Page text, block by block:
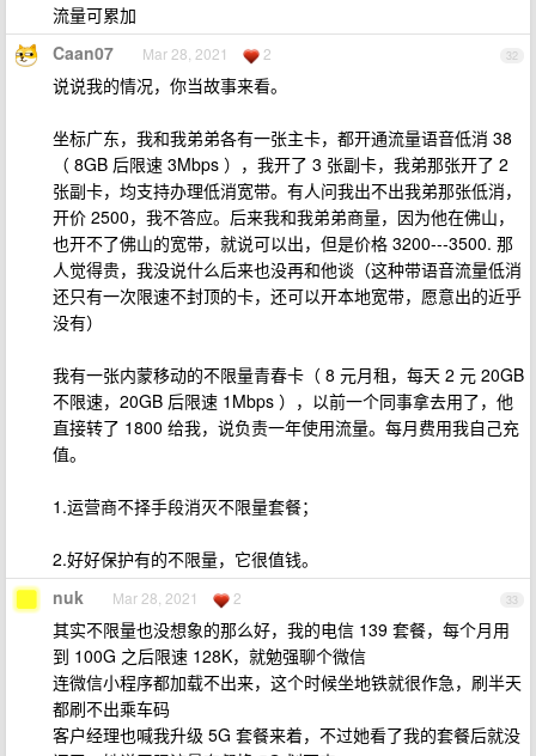
流量可累加
32
Caan07 Mar 28, 2021 2
说说我的情况，你当故事来看。
坐标广东，我和我弟弟各有一张主卡，都开通流量语音低消 38
（ 8GB 后限速 3Mbps ），我开了 3 张副卡，我弟那张开了 2
张副卡，均支持办理低消宽带。有人问我出不出我弟那张低消，
开价 2500，我不答应。后来我和我弟弟商量，因为他在佛山，
也开不了佛山的宽带，就说可以出，但是价格 3200---3500. 那
人觉得贵，我没说什么后来也没再和他谈（这种带语音流量低消
还只有一次限速不封顶的卡，还可以开本地宽带，愿意出的近乎
没有）
我有一张内蒙移动的不限量青春卡（ 8 元月租，每天 2 元 20GB
不限速，20GB 后限速 1Mbps ），以前一个同事拿去用了，他
直接转了 1800 给我，说负责一年使用流量。每月费用我自己充
值。
1.运营商不择手段消灭不限量套餐；
2.好好保护有的不限量，它很值钱。
33
nuk Mar 28, 2021 2
其实不限量也没想象的那么好，我的电信 139 套餐，每个月用
到 100G 之后限速 128K，就勉强聊个微信
连微信小程序都加载不出来，这个时候坐地铁就很作急，刷半天
都刷不出乘车码
客户经理也喊我升级 5G 套餐来着，不过她看了我的套餐后就没